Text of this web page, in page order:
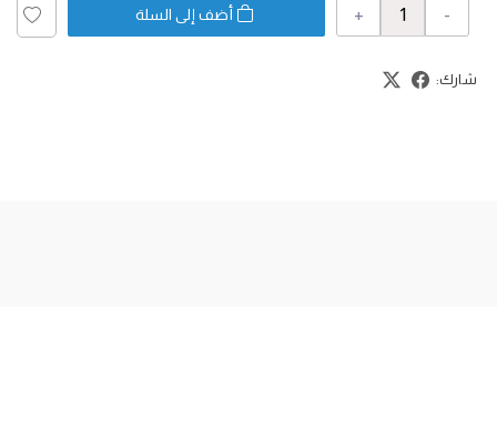
-
+ أضف إلى السلة
شارك: